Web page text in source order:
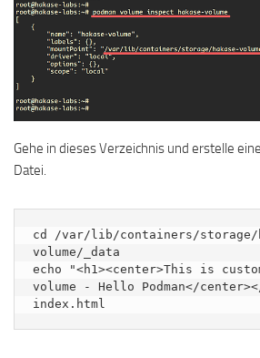
Gehe in dieses Verzeichnis und erstelle
Datei.
cd /var/lib/containers/storage/
volume/_data
echo "<h1><center>This is
volume - Hello Podman</
index.html